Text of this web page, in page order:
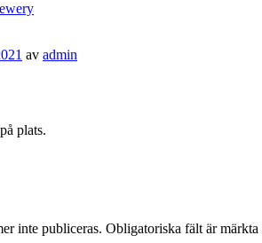
av admin
plats.
inte publiceras. Obligatoriska fält är märkta